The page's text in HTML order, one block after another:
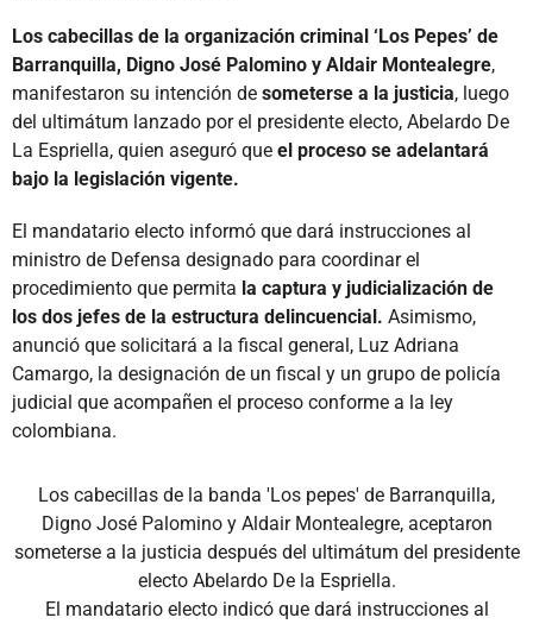
Los cabecillas de la organización criminal ‘Los Pepes’ de
Barranquilla, Digno José Palomino y Aldair Montealegre,
manifestaron su intención de someterse a la justicia, luego
del ultimátum lanzado por el presidente electo, Abelardo De
La Espriella, quien aseguró que el proceso se adelantará
bajo la legislación vigente.
El mandatario electo informó que dará instrucciones al
ministro de Defensa designado para coordinar el
procedimiento que permita la captura y judicialización de
los dos jefes de la estructura delincuencial. Asimismo,
anunció que solicitará a la fiscal general, Luz Adriana
Camargo, la designación de un fiscal y un grupo de policía
judicial que acompañen el proceso conforme a la ley
colombiana.
Los cabecillas de la banda 'Los pepes' de Barranquilla,
Digno José Palomino y Aldair Montealegre, aceptaron
someterse a la justicia después del ultimátum del presidente
electo Abelardo De la Espriella.
El mandatario electo indicó que dará instrucciones al